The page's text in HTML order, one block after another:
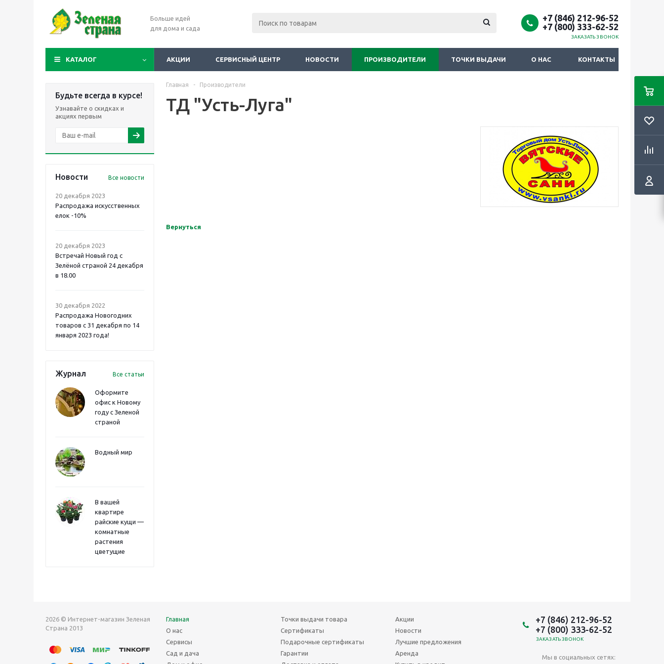
Больше идей
для дома и сада
+7 (846) 212-96-52
+7 (800) 333-62-52
ЗАКАЗАТЬ ЗВОНОК
КАТАЛОГ АКЦИИ СЕРВИСНЫЙ ЦЕНТР НОВОСТИ ПРОИЗВОДИТЕЛИ ТОЧКИ ВЫДАЧИ О НАС КОНТАКТЫ
Будьте всегда в курсе!
Узнавайте о скидках и
акциях первым
Новости Все новости
20 декабря 2023
Распродажа искусственных
елок -10%
20 декабря 2023
Встречай Новый год с
Зелёной страной 24 декабря
в 18.00
30 декабря 2022
Распродажа Новогодних
товаров с 31 декабря по 14
января 2023 года!
Журнал Все статьи
Оформите
офис к Новому
году с Зеленой
страной
Водный мир
В вашей
квартире
райские кущи —
комнатные
растения
цветущие
Главная - Производители
ТД "Усть-Луга"
Вернуться
2026 © Интернет-магазин Зеленая
Страна 2013
Главная
О нас
Сервисы
Сад и дача
Точки выдачи товара
Сертификаты
Подарочные сертификаты
Гарантии
Акции
Новости
Лучшие предложения
Аренда
+7 (846) 212-96-52
+7 (800) 333-62-52
ЗАКАЗАТЬ ЗВОНОК
Мы в социальных сетях: